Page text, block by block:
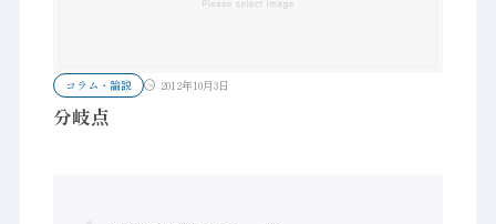
コラム・論説 2012年10月3日
分岐点